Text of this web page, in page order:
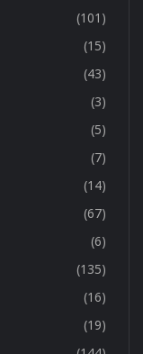
(101)
(15)
(43)
(3)
(5)
(7)
(14)
(67)
(6)
(135)
(16)
(19)